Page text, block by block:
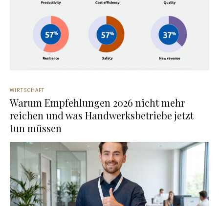
WIRTSCHAFT
Warum Empfehlungen 2026 nicht mehr
reichen und was Handwerksbetriebe jetzt
tun müssen